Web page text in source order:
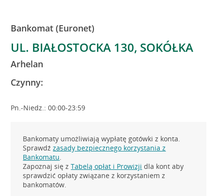
Bankomat (Euronet)
UL. BIAŁOSTOCKA 130, SOKÓŁKA
Arhelan
Czynny:
Pn.-Niedz.: 00:00-23:59
Bankomaty umożliwiają wypłatę gotówki z konta.
Sprawdźzasady bezpiecznego korzystania z
Bankomatu.
Zapoznaj się zTabelą opłat i Prowizji dla kont aby
sprawdzić opłaty związane z korzystaniem z
bankomatów.